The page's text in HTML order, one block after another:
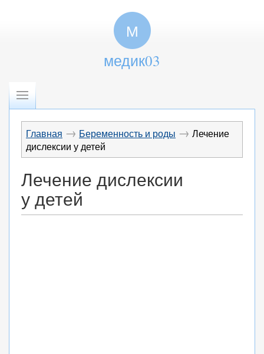
М
медик03
Главная → Беременность и роды → Лечение
дислексии у детей
Лечение дислексии
у детей